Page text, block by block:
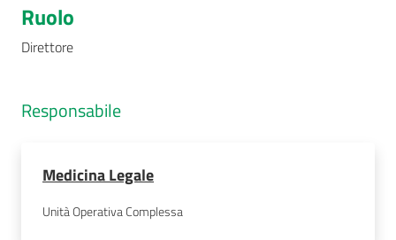
dei
Servizi
Dedicato
Ruolo
Direttore
Responsabile
Medicina Legale
Unità Operativa Complessa